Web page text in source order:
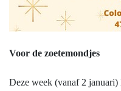
Voor de zoetemondjes
Deze week (vanaf 2 januari)